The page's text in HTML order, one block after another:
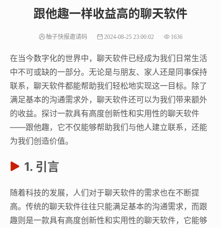
跟他趣一样收益高的聊天软件
柚子快报邀请码 2024-08-25 23:00:02 1636
在当今数字化的世界中，聊天软件已经成为我们日常生活
中不可或缺的一部分。无论是与朋友、家人还是同事保持
联系，聊天软件都能帮助我们轻松地实现这一目标。除了
满足基本的沟通需求外，聊天软件还可以为我们带来额外
的收益。探讨一款具有高度创新性和实用性的聊天软件
——跟他趣，它不仅能够帮助我们与他人建立联系，还能
为我们创造价值。
1. 引言
随着科技的发展，人们对于聊天软件的需求也在不断提
高。传统的聊天软件往往只能满足基本的沟通需求，而跟
趣则是一款具有高度创新性和实用性的聊天软件，它能够